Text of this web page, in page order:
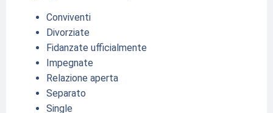
Conviventi
Divorziate
Fidanzate ufficialmente
Impegnate
Relazione aperta
Separato
Single